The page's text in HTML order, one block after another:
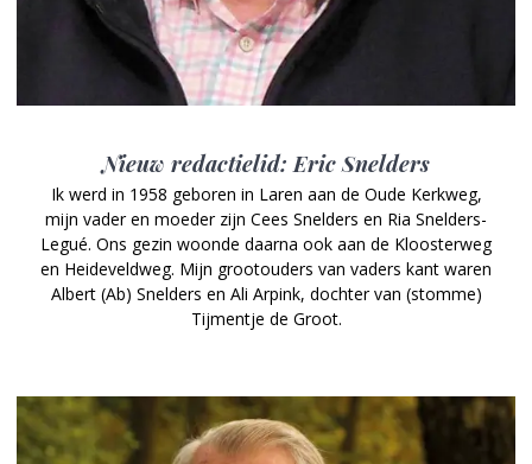
Nieuw redactielid: Eric Snelders
Ik werd in 1958 geboren in Laren aan de Oude Kerkweg,
mijn vader en moeder zijn Cees Snelders en Ria Snelders-
Legué. Ons gezin woonde daarna ook aan de Kloosterweg
en Heideveldweg. Mijn grootouders van vaders kant waren
Albert (Ab) Snelders en Ali Arpink, dochter van (stomme)
Tijmentje de Groot.